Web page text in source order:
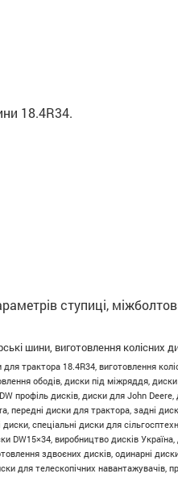
18.4R34.
ступиці,
шини, виготовлення колісних
трактора 18.4R34, виготовлення
ободів, диски під міжряддя,
профіль дисків, диски для John
диски для трактора, задні
спеціальні диски для
DW15×34, виробництво дисків
здвоєних дисків, одинарні
для телескопічних навантажувачів,